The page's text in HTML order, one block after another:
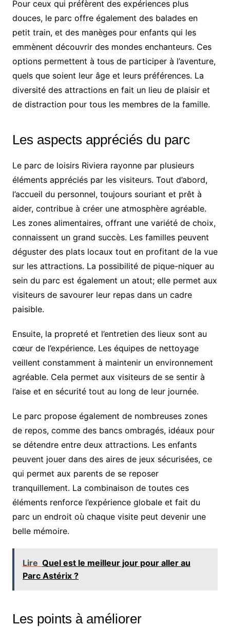
Pour ceux qui préfèrent des expériences plus
douces, le parc offre également des balades en
petit train, et des manèges pour enfants qui les
emmènent découvrir des mondes enchanteurs. Ces
options permettent à tous de participer à l’aventure,
quels que soient leur âge et leurs préférences. La
diversité des attractions en fait un lieu de plaisir et
de distraction pour tous les membres de la famille.
Les aspects appréciés du parc
Le parc de loisirs Riviera rayonne par plusieurs
éléments appréciés par les visiteurs. Tout d’abord,
l’accueil du personnel, toujours souriant et prêt à
aider, contribue à créer une atmosphère agréable.
Les zones alimentaires, offrant une variété de choix,
connaissent un grand succès. Les familles peuvent
déguster des plats locaux tout en profitant de la vue
sur les attractions. La possibilité de pique-niquer au
sein du parc est également un atout; elle permet aux
visiteurs de savourer leur repas dans un cadre
paisible.
Ensuite, la propreté et l’entretien des lieux sont au
cœur de l’expérience. Les équipes de nettoyage
veillent constamment à maintenir un environnement
agréable. Cela permet aux visiteurs de se sentir à
l’aise et en sécurité tout au long de leur journée.
Le parc propose également de nombreuses zones
de repos, comme des bancs ombragés, idéaux pour
se détendre entre deux attractions. Les enfants
peuvent jouer dans des aires de jeux sécurisées, ce
qui permet aux parents de se reposer
tranquillement. La combinaison de toutes ces
éléments renforce l’expérience globale et fait du
parc un endroit où chaque visite peut devenir une
belle mémoire.
Lire Quel est le meilleur jour pour aller au
Parc Astérix ?
Les points à améliorer